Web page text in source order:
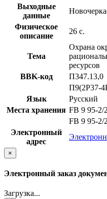
Выходные
данные
Физическое
описание
26 с.
Тема
Охрана
ресурсов
BBK-код
П347.13,0
П9(2Р37-
Язык
Русский
Места хранения FB 9 95-2/
FB 9 95-2/
Электронный
адрес
×
Электронный заказ
Загрузка...